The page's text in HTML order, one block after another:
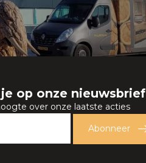
op onze nieuwsbrief
over onze laatste acties
Abonneer